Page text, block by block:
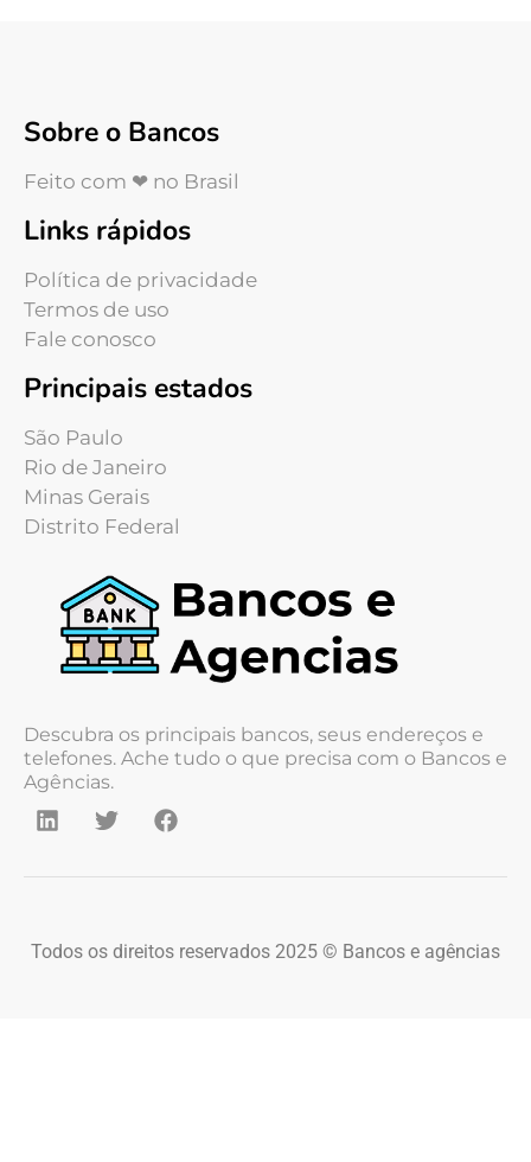
Sobre o Bancos
Feito com ❤ no Brasil
Links rápidos
Política de privacidade
Termos de uso
Fale conosco
Principais estados
São Paulo
Rio de Janeiro
Minas Gerais
Distrito Federal
Descubra os principais bancos, seus endereços e
telefones. Ache tudo o que precisa com o Bancos e
Agências.
Todos os direitos reservados 2025 © Bancos e agências